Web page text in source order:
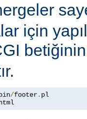
için
/footer.